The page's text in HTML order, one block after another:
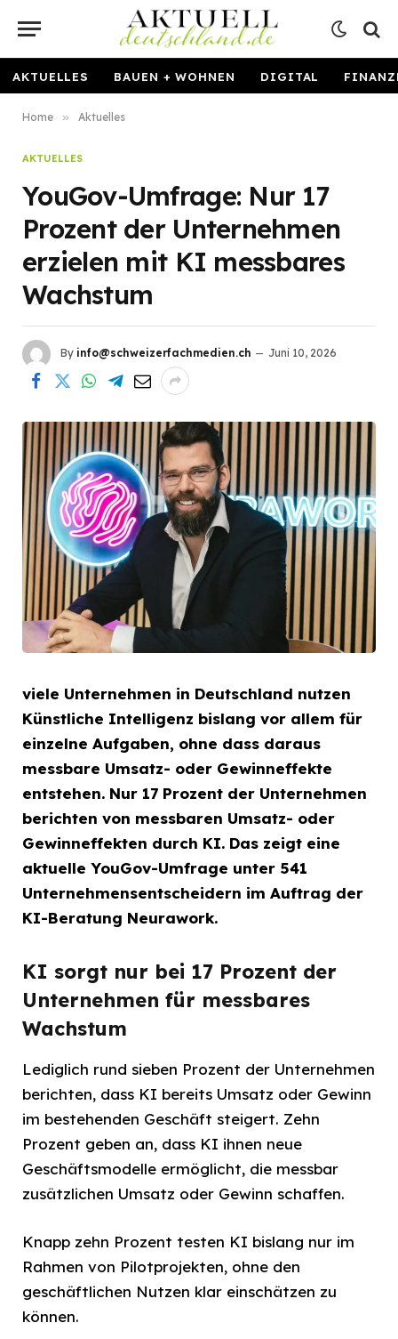
AKTUELLES BAUEN + WOHNEN DIGITAL
Home » Aktuelles
AKTUELLES
YouGov-Umfrage: Nur 17
Prozent der Unternehmen
erzielen mit KI messbares
Wachstum
By info@schweizerfachmedien.ch Juni 10, 2026
viele Unternehmen in Deutschland nutzen
Künstliche Intelligenz bislang vor allem für
einzelne Aufgaben, ohne dass daraus
messbare Umsatz- oder Gewinneffekte
entstehen. Nur 17 Prozent der Unternehmen
berichten von messbaren Umsatz- oder
Gewinneffekten durch KI. Das zeigt eine
aktuelle YouGov-Umfrage unter 541
Unternehmensentscheidern im Auftrag der
KI-Beratung Neurawork.
KI sorgt nur bei 17 Prozent der
Unternehmen für messbares
Wachstum
Lediglich rund sieben Prozent der Unternehmen
berichten, dass KI bereits Umsatz oder Gewinn
im bestehenden Geschäft steigert. Zehn
Prozent geben an, dass KI ihnen neue
Geschäftsmodelle ermöglicht, die messbar
zusätzlichen Umsatz oder Gewinn schaffen.
Knapp zehn Prozent testen KI bislang nur im
Rahmen von Pilotprojekten, ohne den
geschäftlichen Nutzen klar einschätzen zu
können.